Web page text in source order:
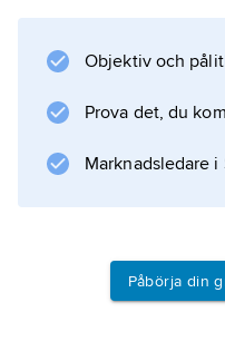
Se
(Människan).
Objektiv och
Prova det, du
Marknadsledare i
Påbörja din